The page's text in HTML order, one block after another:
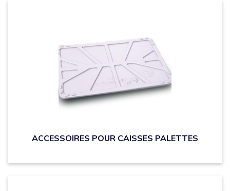
ACCESSOIRES POUR CAISSES PALETTES